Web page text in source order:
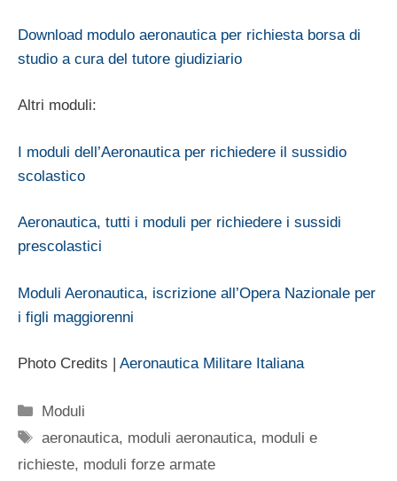
Download modulo aeronautica per richiesta borsa di
studio a cura del tutore giudiziario
Altri moduli:
I moduli dell’Aeronautica per richiedere il sussidio
scolastico
Aeronautica, tutti i moduli per richiedere i sussidi
prescolastici
Moduli Aeronautica, iscrizione all’Opera Nazionale per
i figli maggiorenni
Photo Credits | Aeronautica Militare Italiana
Categorie
Moduli
Tag
aeronautica, moduli aeronautica, moduli e
richieste, moduli forze armate